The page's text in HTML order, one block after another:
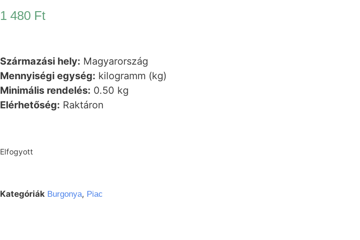
1 480 Ft
Származási hely: Magyarország
Mennyiségi egység: kilogramm (kg)
Minimális rendelés: 0.50 kg
Elérhetőség: Raktáron
Elfogyott
Kategóriák Burgonya, Piac